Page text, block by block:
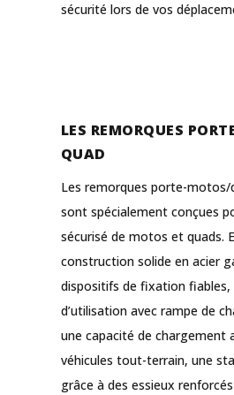
sécurité lors de vos
LES REMORQUES
QUAD
Les remorques porte-motos/
sont spécialement conçues
sécurisé de motos et quads.
construction solide en acier
dispositifs de fixation fiables,
d’utilisation avec rampe de
une capacité de chargement
véhicules tout-terrain, une
grâce à des essieux